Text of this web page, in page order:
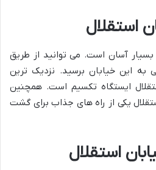
استقلال
آسان است. می توانید از طریق
به این خیابان برسید. نزدیک ترین
ایستگاه تکسیم است. همچنین
یکی از راه های جذاب برای گشت
استقلال